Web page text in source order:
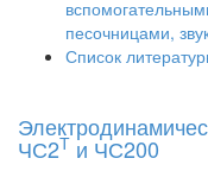
песочницами,
Список
ЧС2Т и ЧС200